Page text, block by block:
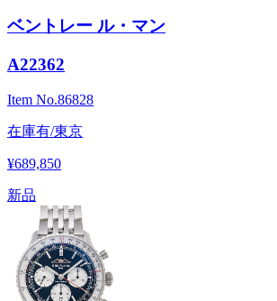
ベントレー ル・マン
A22362
Item No.86828
在庫有/東京
¥689,850
新品